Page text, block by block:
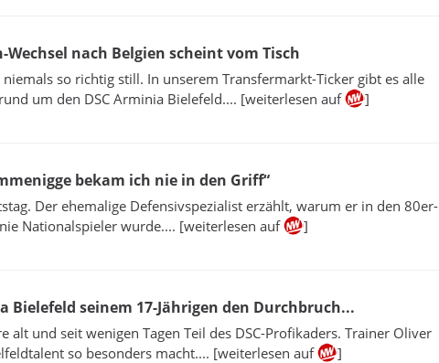
nach Belgien scheint vom Tisch
so richtig still. In unserem Transfermarkt-Ticker gibt es alle
um den DSC Arminia Bielefeld.... [weiterlesen auf
]
bekam ich nie in den Griff“
Der ehemalige Defensivspezialist erzählt, warum er in den 80er-
Nationalspieler wurde.... [weiterlesen auf
]
Bielefeld seinem 17-Jährigen den Durchbruch...
alt und seit wenigen Tagen Teil des DSC-Profikaders. Trainer Oliver
so besonders macht.... [weiterlesen auf
]